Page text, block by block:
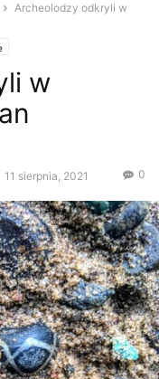
Archeolodzy odkryli w
w
11 sierpnia, 2021 0